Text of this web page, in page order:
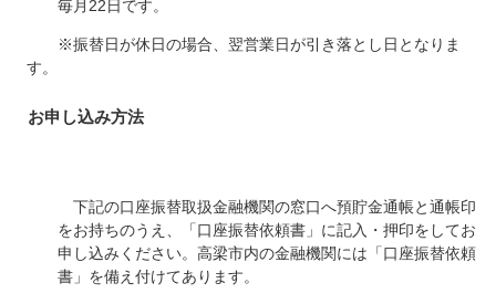
毎月22日です。
※振替日が休日の場合、翌営業日が引き落とし日となりま
す。
お申し込み方法
下記の口座振替取扱金融機関の窓口へ預貯金通帳と通帳印
をお持ちのうえ、「口座振替依頼書」に記入・押印をしてお
申し込みください。高梁市内の金融機関には「口座振替依頼
書」を備え付けてあります。